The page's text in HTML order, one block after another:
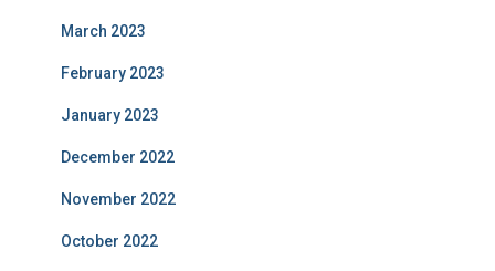
March 2023
February 2023
January 2023
December 2022
November 2022
October 2022